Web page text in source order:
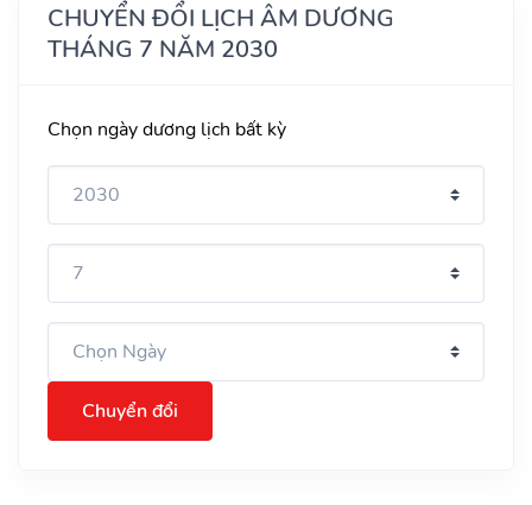
CHUYỂN ĐỔI LỊCH ÂM DƯƠNG
THÁNG 7 NĂM 2030
Chọn ngày dương lịch bất kỳ
Chuyển đổi